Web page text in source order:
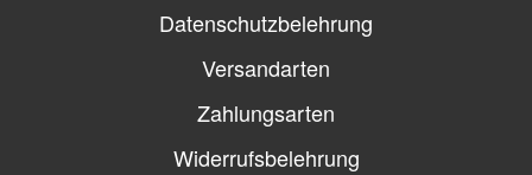
Datenschutzbelehrung
Versandarten
Zahlungsarten
Widerrufsbelehrung